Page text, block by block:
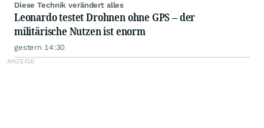
Diese Technik verändert alles
Leonardo testet Drohnen ohne GPS – der
militärische Nutzen ist enorm
gestern 14:30